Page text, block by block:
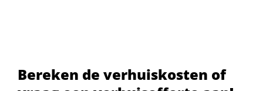
Bereken de verhuiskosten of